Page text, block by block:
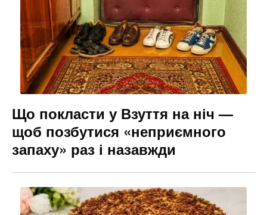
Що покласти у Взуття на ніч —
щоб позбутися «неприємного
запаху» раз і назавжди